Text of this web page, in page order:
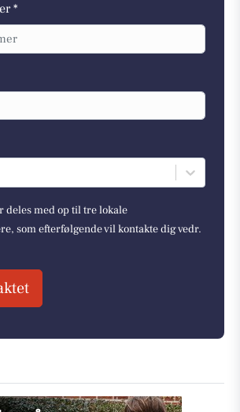
*
deles med op til tre lokale
som efterfølgende vil kontakte dig vedr.